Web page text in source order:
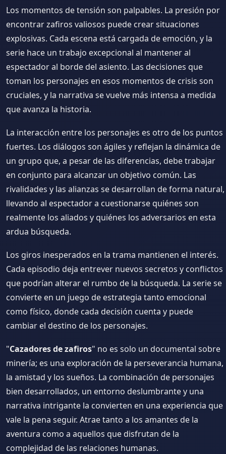
Los momentos de tensión son palpables. La presión por
encontrar zafiros valiosos puede crear situaciones
explosivas. Cada escena está cargada de emoción, y la
serie hace un trabajo excepcional al mantener al
espectador al borde del asiento. Las decisiones que
toman los personajes en esos momentos de crisis son
cruciales, y la narrativa se vuelve más intensa a medida
que avanza la historia.
La interacción entre los personajes es otro de los puntos
fuertes. Los diálogos son ágiles y reflejan la dinámica de
un grupo que, a pesar de las diferencias, debe trabajar
en conjunto para alcanzar un objetivo común. Las
rivalidades y las alianzas se desarrollan de forma natural,
llevando al espectador a cuestionarse quiénes son
realmente los aliados y quiénes los adversarios en esta
ardua búsqueda.
Los giros inesperados en la trama mantienen el interés.
Cada episodio deja entrever nuevos secretos y conflictos
que podrían alterar el rumbo de la búsqueda. La serie se
convierte en un juego de estrategia tanto emocional
como físico, donde cada decisión cuenta y puede
cambiar el destino de los personajes.
"Cazadores de zafiros" no es solo un documental sobre
minería; es una exploración de la perseverancia humana,
la amistad y los sueños. La combinación de personajes
bien desarrollados, un entorno deslumbrante y una
narrativa intrigante la convierten en una experiencia que
vale la pena seguir. Atrae tanto a los amantes de la
aventura como a aquellos que disfrutan de la
complejidad de las relaciones humanas.